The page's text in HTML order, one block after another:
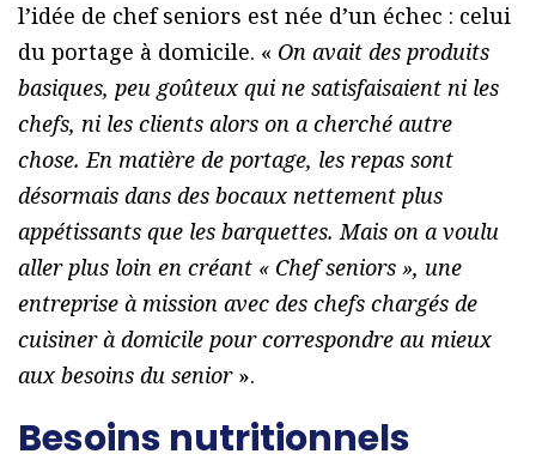
l’idée de chef seniors est née d’un échec : celui
du portage à domicile. « On avait des produits
basiques, peu goûteux qui ne satisfaisaient ni les
chefs, ni les clients alors on a cherché autre
chose. En matière de portage, les repas sont
désormais dans des bocaux nettement plus
appétissants que les barquettes. Mais on a voulu
aller plus loin en créant « Chef seniors », une
entreprise à mission avec des chefs chargés de
cuisiner à domicile pour correspondre au mieux
aux besoins du senior».
Besoins nutritionnels